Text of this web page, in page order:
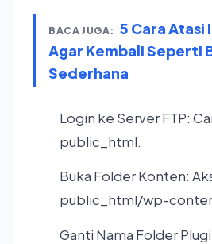
BACA JUGA: 5 Cara Atasi
Agar Kembali Seperti
Sederhana
Login ke Server FTP:
public_html.
Buka Folder Konten:
public_html/wp-
Ganti Nama Folder